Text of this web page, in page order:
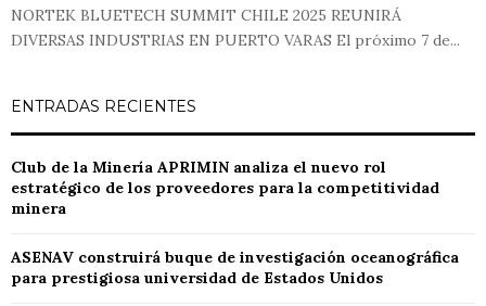
NORTEK BLUETECH SUMMIT CHILE 2025 REUNIRÁ
DIVERSAS INDUSTRIAS EN PUERTO VARAS El próximo 7 de...
ENTRADAS RECIENTES
Club de la Minería APRIMIN analiza el nuevo rol
estratégico de los proveedores para la competitividad
minera
ASENAV construirá buque de investigación oceanográfica
para prestigiosa universidad de Estados Unidos